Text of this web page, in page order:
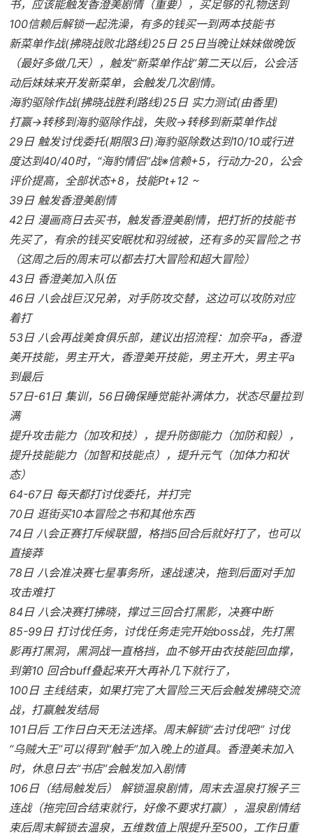
书，应该能触发香澄美剧情（重要），买足够的礼物送到
100信赖后解锁一起洗澡，有多的钱买一到两本技能书
新菜单作战(拂晓战败北路线)25日 25日当晚让妹妹做晚饭
（最好多做几天），触发“新菜单作战”第二天以后，公会活
动后妹妹来开发新菜单，会触发几次剧情。
海豹驱除作战(拂晓战胜利路线)25日 实力测试(由香里)
打赢→转移到海豹驱除作战，失败→转移到新菜单作战
29日 触发讨伐委托(期限3日)海豹驱除数达到10/10或行进
度达到40/40时，“海豹情侣”战※信赖+5，行动力-20，公会
评价提高，全部状态+8，技能Pt+12 ~
39日 触发香澄美剧情
42日 漫画商日去买书，触发香澄美剧情，把打折的技能书
先买了，有余的钱买安眠枕和羽绒被，还有多的买冒险之书
（这周之后的周末可以都去打大冒险和超大冒险）
43日 香澄美加入队伍
46日 八会战巨汉兄弟，对手防攻交替，这边可以攻防对应
着打
53日 八会再战美食俱乐部，建议出招流程：加奈平a，香澄
美开技能，男主开大，香澄美开技能，男主开大，男主平a
到最后
57日-61日 集训，56日确保睡觉能补满体力，状态尽量拉到
满
提升攻击能力（加攻和技），提升防御能力（加防和毅），
提升技能能力（加智和技能点），提升元气（加体力和状
态）
64-67日 每天都打讨伐委托，并打完
70日 逛街买10本冒险之书和其他东西
74日 八会正赛打斥候联盟，格挡5回合后就好打了，也可以
直接莽
78日 八会准决赛七星事务所，速战速决，拖到后面对手加
攻击难打
84日 八会决赛打拂晓，撑过三回合打黑影，决赛中断
85-99日 打讨伐任务，讨伐任务走完开始boss战，先打黑
影再打黑洞，黑洞战一直格挡，血不够开由衣技能回血撑，
到第10 回合buff叠起来开大再补几下就行了，
100日 主线结束，如果打完了大冒险三天后会触发拂晓交流
战，打赢触发结局
101日后 工作日白天无法选择。周末解锁“去讨伐吧!” 讨伐
“乌贼大王”可以得到“触手”加入晚上的道具。香澄美未加入
时，休息日去“书店”会触发加入剧情
106日（结局触发后） 解锁温泉剧情，周末去温泉打猴子三
连战（拖完回合结束就行，好像不要求打赢），温泉剧情结
束后周末解锁去温泉，五维数值上限提升至500，工作日重